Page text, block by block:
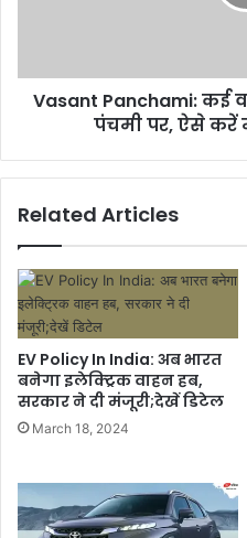
Vasant Panchami: कई
पंचमी पर, ऐसे करें
Related Articles
EV Policy In India: अब भारत
बनेगा इलेक्ट्रिक वाहन हब,
सरकार ने दी मंजूरी;देखें डिटेल
March 18, 2024